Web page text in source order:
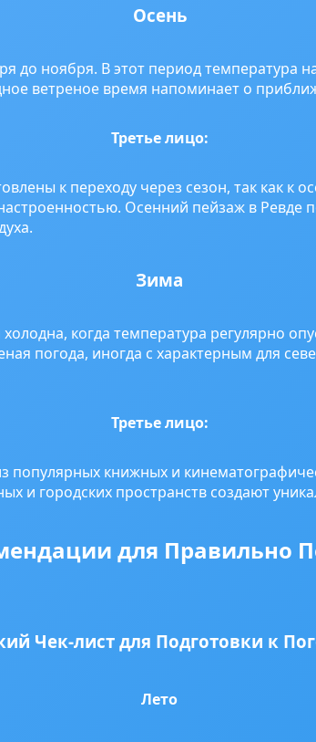
Осень
до ноября. В этот период температура
ветреное время напоминает о
Третье лицо:
к переходу через сезон, так как к
Осенний пейзаж в Ревде
Зима
когда температура регулярно
погода, иногда с характерным для
Третье лицо:
популярных книжных и
и городских пространств создают
для Правильно
Чек-лист для Подготовки к
Лето